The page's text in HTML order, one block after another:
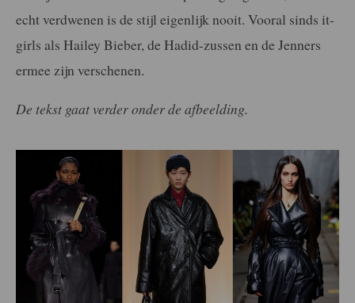
echt verdwenen is de stijl eigenlijk nooit. Vooral sinds it-
girls als Hailey Bieber, de Hadid-zussen en de Jenners
ermee zijn verschenen.
De tekst gaat verder onder de afbeelding.